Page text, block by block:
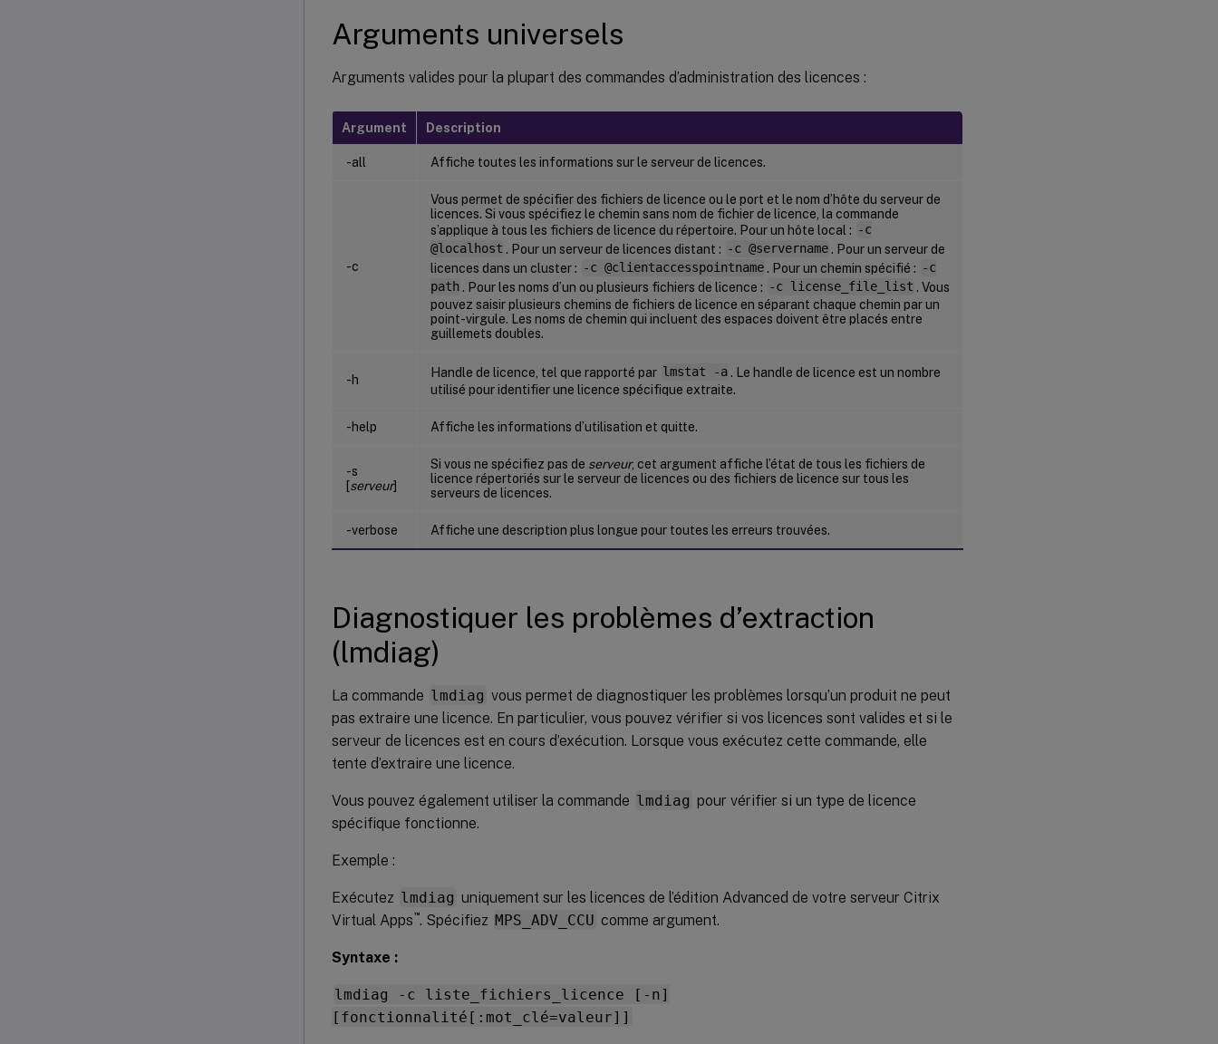
Arguments universels
Arguments valides pour la plupart des commandes d’administration des licences :
Argument Description
-all Affiche toutes les informations sur le serveur de licences.
-c
Vous permet de spécifier des fichiers de licence ou le port et le nom d’hôte du serveur de
licences. Si vous spécifiez le chemin sans nom de fichier de licence, la commande
s’applique à tous les fichiers de licence du répertoire. Pour un hôte local : -c
@localhost . Pour un serveur de licences distant : -c @servername. Pour un serveur de
licences dans un cluster : -c @clientaccesspointname. Pour un chemin spécifié : -c
path . Pour les noms d’un ou plusieurs fichiers de licence : -c license_file_list . Vous
pouvez saisir plusieurs chemins de fichiers de licence en séparant chaque chemin par un
point-virgule. Les noms de chemin qui incluent des espaces doivent être placés entre
guillemets doubles.
-h Handle de licence, tel que rapporté par lmstat -a. Le handle de licence est un nombre
utilisé pour identifier une licence spécifique extraite.
-help Affiche les informations d’utilisation et quitte.
-s
[serveur]
Si vous ne spécifiez pas de serveur, cet argument affiche l’état de tous les fichiers de
licence répertoriés sur le serveur de licences ou des fichiers de licence sur tous les
serveurs de licences.
-verbose Affiche une description plus longue pour toutes les erreurs trouvées.
Diagnostiquer les problèmes d’extraction
(lmdiag)
La commande lmdiag vous permet de diagnostiquer les problèmes lorsqu’un produit ne peut
pas extraire une licence. En particulier, vous pouvez vérifier si vos licences sont valides et si le
serveur de licences est en cours d’exécution. Lorsque vous exécutez cette commande, elle
tente d’extraire une licence.
Vous pouvez également utiliser la commande lmdiag pour vérifier si un type de licence
spécifique fonctionne.
Exemple :
Exécutez lmdiag uniquement sur les licences de l’édition Advanced de votre serveur Citrix
Virtual Apps ™. Spécifiez MPS_ADV_CCU comme argument.
Syntaxe :
lmdiag -c liste_fichiers_licence [-n]
[fonctionnalité[:mot_clé=valeur]]